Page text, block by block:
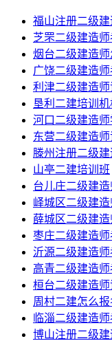
福山注册二级
芝罘二级建造
烟台二级建造师
广饶二级建造
利津二级建造
垦利二建培训机
河口二级建造师
东营二级建造
滕州注册二级
山亭二建培训班
台儿庄二级建
峄城区二级建
薛城区二级建
枣庄二级建造
沂源二级建造
高青二级建造
桓台二级建造
周村二建怎么报
临淄二级建造
博山注册二级